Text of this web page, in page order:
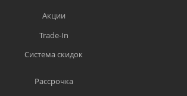
Акции
Trade-In
Система скидок
Рассрочка